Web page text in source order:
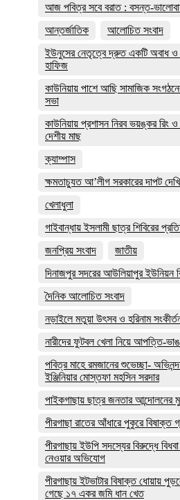
আজ পবিত্র সবে বরাত : বসন্ত-
আন্তর্জাতিক
আলোচিত সংবাদ
ইউনুসের নেতৃত্বে দ্রুত একটি অবাধ ও
হাফিজ
কাউনিয়ায় পাশে আছি সামাজিক
সভা
কাউনিয়ায় প্রশাসন নিরব ভয়ঙ্কর রিং ও
দেশীয় মাছ
ক্যাম্পাস
ক্ষমতাচ্যুত আ’লীগ সরকারের দাপট
খেলাধুলা
গাইবান্ধায় ইসলামী ছাত্র শিবিরের
জনপ্রিয় সংবাদ
জাতীয়
দিনাজপুর সদরের আউলিয়াপুর ইউনিয়ন
দৈনিক আলোচিত সংবাদ
নড়াইলে মতুয়া উৎসব ও হরিনাম
নারীদের ফুটবল খেলা নিয়ে আপত্তি-
পবিত্র মাহে রমজানের শুভেচ্ছা-
ইঞ্জিনিয়ার মোস্তফা মহসিন সরদার
পাইকগাছায় ছাত্র জনতার আন্দোলনের
পীরগাছা রাতের আঁধারে পুকুরে বিষাক্ত
পীরগাছায় ইউপি সদস্যের বিরুদ্ধে
নেওয়ার অভিযোগ
পীরগাছায় ইটভাটার বিষাক্ত ধোয়ায়
গেছে ১৭ একর জমি ধান খেত